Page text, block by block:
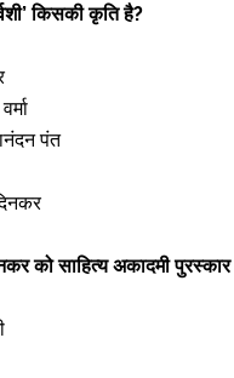
किसकी कृति है?
पंत
को साहित्य अकादमी